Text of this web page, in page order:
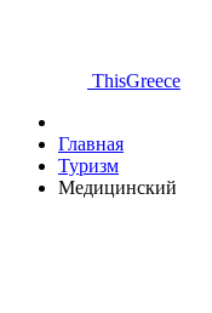
ThisGreece
Главная
Туризм
Медицинский